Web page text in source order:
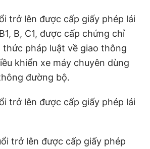
trở lên được cấp giấy phép lái
B, C1, được cấp chứng chỉ
thức pháp luật về giao thông
khiển xe máy chuyên dùng
đường bộ.
trở lên được cấp giấy phép lái
trở lên được cấp giấy phép